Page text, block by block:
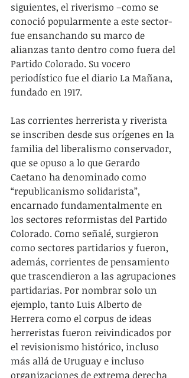
siguientes, el riverismo –como se
conoció popularmente a este sector-
fue ensanchando su marco de
alianzas tanto dentro como fuera del
Partido Colorado. Su vocero
periodístico fue el diario La Mañana,
fundado en 1917.
Las corrientes herrerista y riverista
se inscriben desde sus orígenes en la
familia del liberalismo conservador,
que se opuso a lo que Gerardo
Caetano ha denominado como
“republicanismo solidarista”,
encarnado fundamentalmente en
los sectores reformistas del Partido
Colorado. Como señalé, surgieron
como sectores partidarios y fueron,
además, corrientes de pensamiento
que trascendieron a las agrupaciones
partidarias. Por nombrar solo un
ejemplo, tanto Luis Alberto de
Herrera como el corpus de ideas
herreristas fueron reivindicados por
el revisionismo histórico, incluso
más allá de Uruguay e incluso
organizaciones de extrema derecha